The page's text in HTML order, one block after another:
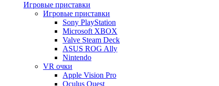
Игровые приставки
Игровые приставки
Sony PlayStation
Microsoft XBOX
Valve Steam Deck
ASUS ROG Ally
Nintendo
VR очки
Apple Vision Pro
Oculus Quest